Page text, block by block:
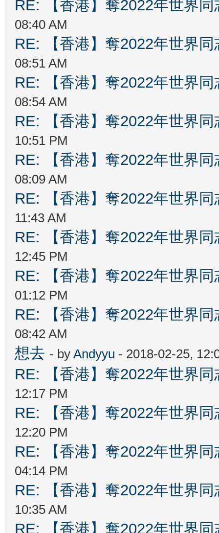
RE: 【香港】奪2022年世界
08:40 AM
RE: 【香港】奪2022年世界
08:51 AM
RE: 【香港】奪2022年世界
08:54 AM
RE: 【香港】奪2022年世界
10:51 PM
RE: 【香港】奪2022年世界
08:09 AM
RE: 【香港】奪2022年世界
11:43 AM
RE: 【香港】奪2022年世界
12:45 PM
RE: 【香港】奪2022年世界
01:12 PM
RE: 【香港】奪2022年世界
08:42 AM
想去 - by Andyyu - 2018-02-25,
RE: 【香港】奪2022年世界
12:17 PM
RE: 【香港】奪2022年世界
12:20 PM
RE: 【香港】奪2022年世界
04:14 PM
RE: 【香港】奪2022年世界
10:35 AM
RE: 【香港】奪2022年世界